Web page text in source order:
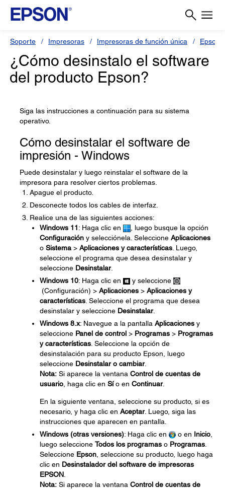
Soporte Impresoras Impresoras de función única Epson
¿Cómo desinstalo el software
del producto Epson?
Siga las instrucciones a continuación para su sistema
operativo.
Cómo desinstalar el software de
impresión - Windows
Puede desinstalar y luego reinstalar el software de la
impresora para resolver ciertos problemas.
Apague el producto.
Desconecte todos los cables de interfaz.
Realice una de las siguientes acciones:
Windows 11: Haga clic en
, luego busque la opción
Configuración y selecciónela. Seleccione Aplicaciones
o Sistema > Aplicaciones y características . Luego,
seleccione el programa que desea desinstalar y
seleccione Desinstalar.
Windows 10: Haga clic en
y seleccione
(Configuración) > Aplicaciones > Aplicaciones y
características . Seleccione el programa que desea
desinstalar y seleccione Desinstalar.
Windows 8.x: Navegue a la pantalla Aplicaciones y
seleccione Panel de control > Programas > Programas
y características . Seleccione la opción de
desinstalación para su producto Epson, luego
seleccione Desinstalar o cambiar.
Nota: Si aparece la ventana Control de cuentas de
usuario , haga clic en Sío en Continuar.
En la siguiente ventana, seleccione su producto, si es
necesario, y haga clic en Aceptar. Luego, siga las
instrucciones que aparecen en pantalla.
Windows (otras versiones): Haga clic en o en Inicio
luego seleccione Todos los programas o Programas
Seleccione Epson , seleccione su producto, luego haga
clic en Desinstalador del software de impresoras
EPSON
Nota: Si aparece la ventana Control de cuentas de